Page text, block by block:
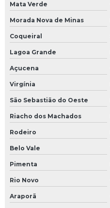
Mata Verde
Morada Nova de Minas
Coqueiral
Lagoa Grande
Açucena
Virgínia
São Sebastião do Oeste
Riacho dos Machados
Rodeiro
Belo Vale
Pimenta
Rio Novo
Araporã